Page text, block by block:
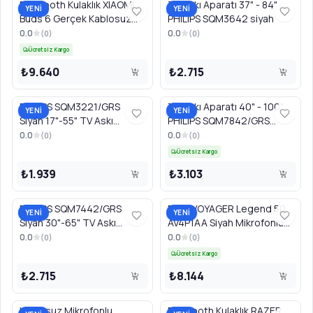
YENİ
Bluetooth Kulaklık XIAOMI
Buds 6 Gerçek Kablosuz
BHR09GTGL Nebula Mor
0.0 (0)
Ücretsiz Kargo
₺9.640
YENİ
TV Askı Aparatı 37" - 84"
PHILIPS SQM3642 siyah
0.0 (0)
₺2.715
YENİ
PHILIPS SQM3221/GRS
Siyah 17"-55" TV Askı
Aparatı
0.0 (0)
₺1.939
YENİ
TV Askı Aparatı 40" - 100"
PHILIPS SQM7842/GRS
Siyah
0.0 (0)
Ücretsiz Kargo
₺3.103
YENİ
PHILIPS SQM7442/GRS
Siyah 30"-65" TV Askı
Aparatı
0.0 (0)
₺2.715
YENİ
POLY VOYAGER Legend 50
AV4P1AA Siyah Mikrofonlu
PC Handsfree Kulaklık
0.0 (0)
Ücretsiz Kargo
₺8.144